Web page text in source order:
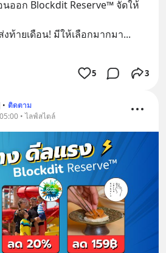
นออก Blockdit Reserve™ จัดให้
ท้ายเดือน! มีให้เลือกมากมา
5 3
• ติดตาม
• ไลฟ์สไตล์